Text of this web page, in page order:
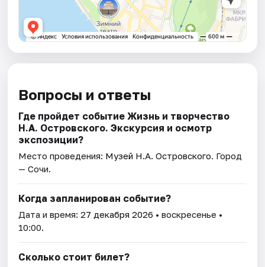
Вопросы и ответы
Где пройдет событие Жизнь и творчество
Н.А. Островского. Экскурсия и осмотр
экспозиции?
Место проведения: Музей Н.А. Островского. Город
— Сочи.
Когда запланирован событие?
Дата и время:27 декабря 2026 • воскресенье •
10:00.
Сколько стоит билет?